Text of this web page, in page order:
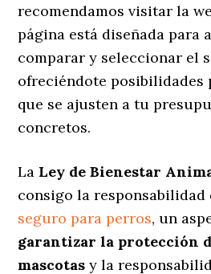
recomendamos visitar la
página está diseñada para
comparar y seleccionar el
ofreciéndote posibilidades
que se ajusten a tu
concretos.
La Ley de Bienestar
consigo la
seguro para perros, un
garantizar la protección
mascotas y la